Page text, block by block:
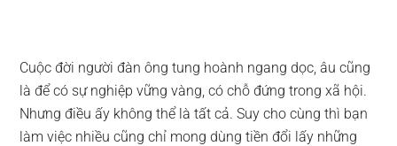
Cuộc đời người đàn ông tung hoành ngang dọc, âu cũng
là để có sự nghiệp vững vàng, có chỗ đứng trong xã hội.
Nhưng điều ấy không thể là tất cả. Suy cho cùng thì bạn
làm việc nhiều cũng chỉ mong dùng tiền đổi lấy những